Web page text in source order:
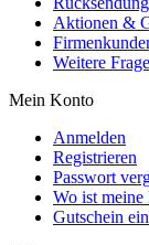
Aktionen &
Weitere
Mein Konto
Anmelden
Registrieren
Passwort
Wo ist
Gutschein